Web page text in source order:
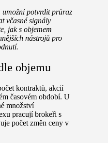
umožnípotvrdit průraz
včasné signály
jak s objemem
nástrojů pro
objemu
kontraktů, akcií
časovém období. U
množství
pracují brokeři s
počet změn ceny v